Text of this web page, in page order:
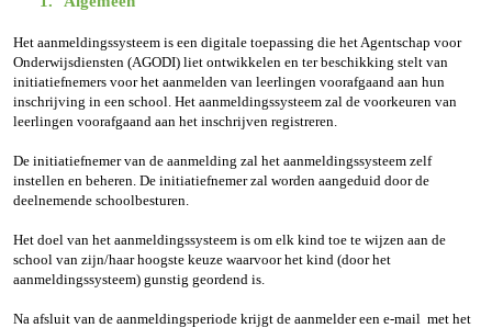
Het aanmeldingssysteem is een digitale toepassing die het Agentschap voor
Onderwijsdiensten (AGODI) liet ontwikkelen en ter beschikking stelt van
initiatiefnemers voor het aanmelden van leerlingen voorafgaand aan hun
inschrijving in een school. Het aanmeldingssysteem zal de voorkeuren van
leerlingen voorafgaand aan het inschrijven registreren.
De initiatiefnemer van de aanmelding zal het aanmeldingssysteem zelf
instellen en beheren. De initiatiefnemer zal worden aangeduid door de
deelnemende schoolbesturen.
Het doel van het aanmeldingssysteem is om elk kind toe te wijzen aan de
school van zijn/haar hoogste keuze waarvoor het kind (door het
aanmeldingssysteem) gunstig geordend is.
Na afsluit van de aanmeldingsperiode krijgt de aanmelder een e-mail met het